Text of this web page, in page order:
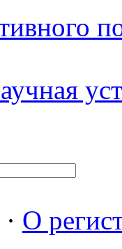
· О